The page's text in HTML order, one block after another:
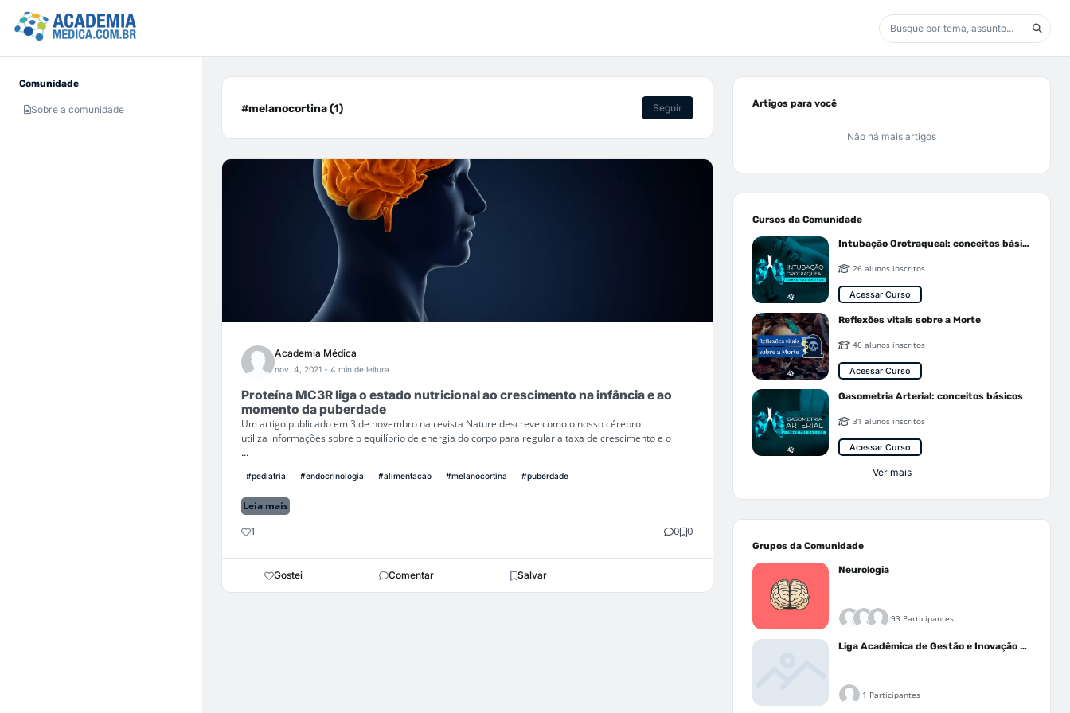
Comunidade
Sobre a comunidade #melanocortina (1) Seguir
Academia Médica
nov. 4, 2021 - 4 min de leitura
Proteína MC3R liga o estado nutricional ao crescimento na infância e ao
momento da puberdade
Um artigo publicado em 3 de novembro na revista Nature descreve como o nosso cérebro
utiliza informações sobre o equilíbrio de energia do corpo para regular a taxa de crescimento e o
...
#pediatria #endocrinologia #alimentacao #melanocortina #puberdade
Leia mais
1 0 0
Gostei Comentar Salvar
Artigos para você
Não há mais artigos
Cursos da Comunidade
Intubação Orotraqueal: conceitos básicos
26 alunos inscritos
Acessar Curso
Reflexões vitais sobre a Morte
46 alunos inscritos
Acessar Curso
Gasometria Arterial: conceitos básicos
31 alunos inscritos
Acessar Curso
Ver mais
Grupos da Comunidade
Neurologia
93 Participantes
Liga Acadêmica de Gestão e Inovação Médica - LAGIM
1 Participantes